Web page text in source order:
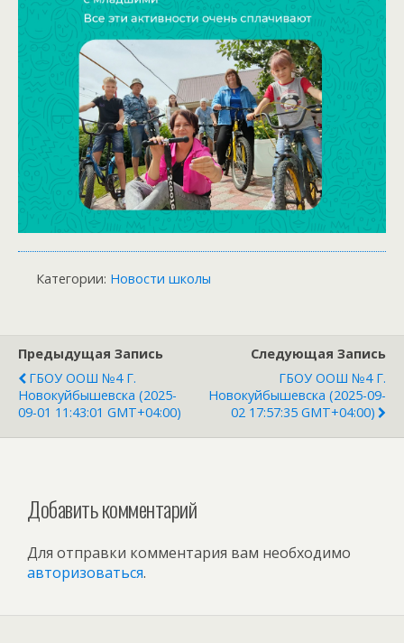
Категории: Новости школы
Предыдущая Запись
ГБОУ ООШ №4 Г.
Новокуйбышевска (2025-
09-01 11:43:01 GMT+04:00)
Следующая Запись
ГБОУ ООШ №4 Г.
Новокуйбышевска (2025-09-
02 17:57:35 GMT+04:00)
Добавить комментарий
Для отправки комментария вам необходимо
авторизоваться.